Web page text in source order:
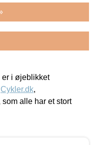
i øjeblikket
Cykler.dk,
som alle har et stort